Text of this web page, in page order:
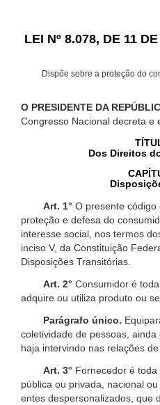
LEI Nº 8.078, DE 11
Dispõe sobre a proteção do
O PRESIDENTE DA
Congresso Nacional decreta e
Dos Direitos
Art. 1° O presente
proteção e defesa do
interesse social, nos termos
inciso V, da Constituição
Disposições Transitórias.
Art. 2° Consumidor é
adquire ou utiliza produto ou
Parágrafo único.
coletividade de pessoas,
haja intervindo nas relações
Art. 3° Fornecedor é
pública ou privada, nacional
entes despersonalizados, que